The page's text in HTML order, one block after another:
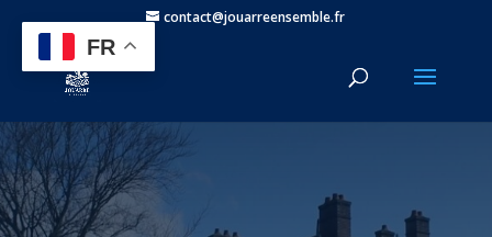
contact@jouarreensemble.fr
FR